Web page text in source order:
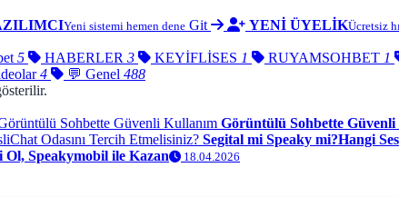
Yeni sistemi hemen dene Git YENİ ÜYELİKÜcretsiz
5 HABERLER 3 KEYİFLİSES 1 RUYAMSOHBET 1
4 💬 Genel 488
Görüntülü Sohbette Güvenli
Segital mi Speaky mi?Hangi
Ol, Speakymobil ile Kazan 18.04.2026